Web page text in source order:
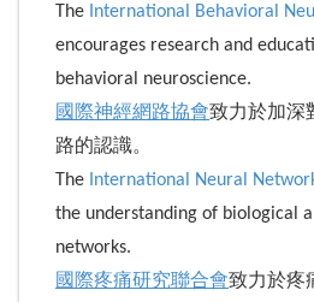
The International Behavioral
encourages research and
behavioral neuroscience.
國際神經網路協會致力於加深
路的認識。
The International Neural
the understanding of biological
networks.
國際疼痛研究聯合會致力於疼